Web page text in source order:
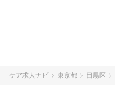
ケア求人ナビ 東京都 目黒区